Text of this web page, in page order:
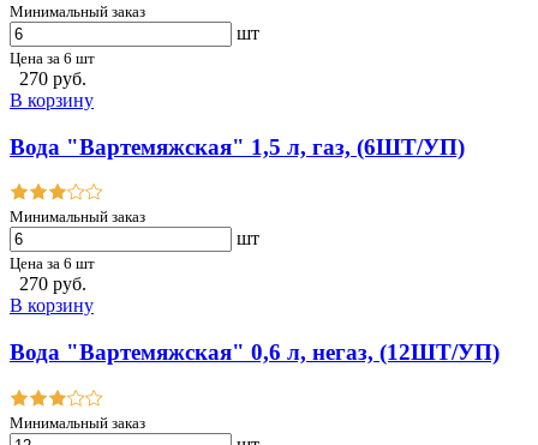
Минимальный заказ
шт
Цена за 6 шт
270 руб.
В корзину
Вода "Вартемяжская" 1,5 л, газ, (6ШТ/УП)
Минимальный заказ
шт
Цена за 6 шт
270 руб.
В корзину
Вода "Вартемяжская" 0,6 л, негаз, (12ШТ/УП)
Минимальный заказ